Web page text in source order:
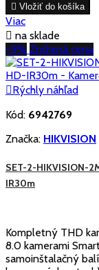
 Vložiť do košíka
Viac
 na sklade
-5% Znížená cena
Rýchly náhľad
Kód: 6942769
Značka: HIKVISION
SET-2-HIKVISION-
IR30m
Kompletný THD
8.0 kamerami
samoinštalačný